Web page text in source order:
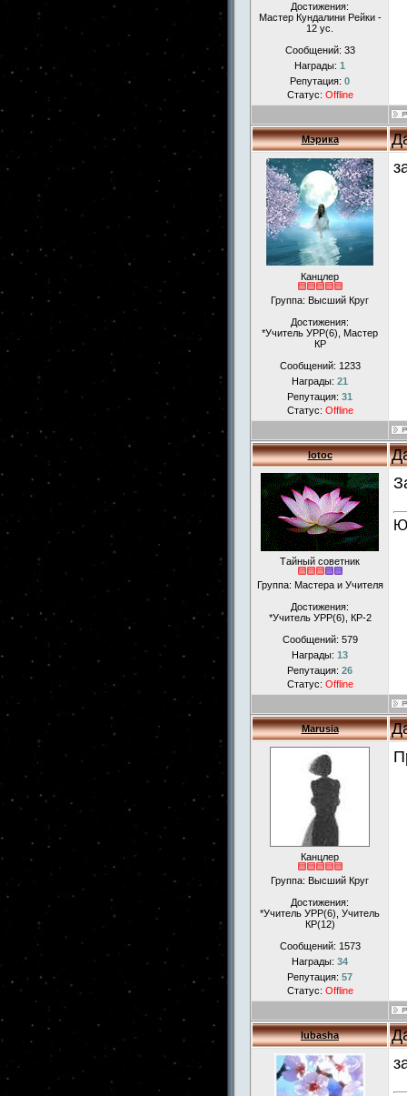
Достижения:
Мастер Кундалини Рейки -
12 ус.
Сообщений: 33
Награды: 1
Репутация: 0
Статус: Offline
Мэрика
Канцлер
Группа: Высший Круг
Достижения:
*Учитель УРР(6), Мастер
КР
Сообщений: 1233
Награды: 21
Репутация: 31
Статус: Offline
lotoc
Тайный советник
Группа: Мастера и Учителя
Достижения:
*Учитель УРР(6), КР-2
Сообщений: 579
Награды: 13
Репутация: 26
Статус: Offline
Marusia
Канцлер
Группа: Высший Круг
Достижения:
*Учитель УРР(6), Учитель
КР(12)
Сообщений: 1573
Награды: 34
Репутация: 57
Статус: Offline
lubasha